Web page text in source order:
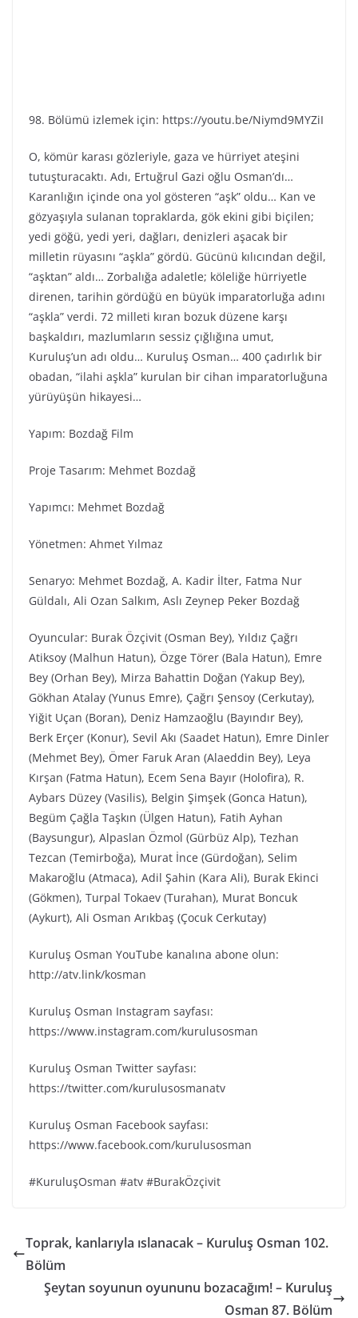
98. Bölümü izlemek için: https://youtu.be/Niymd9MYZiI
O, kömür karası gözleriyle, gaza ve hürriyet ateşini
tutuşturacaktı. Adı, Ertuğrul Gazi oğlu Osman’dı…
Karanlığın içinde ona yol gösteren “aşk” oldu… Kan ve
gözyaşıyla sulanan topraklarda, gök ekini gibi biçilen;
yedi göğü, yedi yeri, dağları, denizleri aşacak bir
milletin rüyasını “aşkla” gördü. Gücünü kılıcından değil,
“aşktan” aldı… Zorbalığa adaletle; köleliğe hürriyetle
direnen, tarihin gördüğü en büyük imparatorluğa adını
“aşkla” verdi. 72 milleti kıran bozuk düzene karşı
başkaldırı, mazlumların sessiz çığlığına umut,
Kuruluş’un adı oldu… Kuruluş Osman… 400 çadırlık bir
obadan, “ilahi aşkla” kurulan bir cihan imparatorluğuna
yürüyüşün hikayesi…
Yapım: Bozdağ Fi̇lm
Proje Tasarım: Mehmet Bozdağ
Yapımcı: Mehmet Bozdağ
Yönetmen: Ahmet Yılmaz
Senaryo: Mehmet Bozdağ, A. Kadir İlter, Fatma Nur
Güldalı, Ali Ozan Salkım, Aslı Zeynep Peker Bozdağ
Oyuncular: Burak Özçivit (Osman Bey), Yıldız Çağrı
Atiksoy (Malhun Hatun), Özge Törer (Bala Hatun), Emre
Bey (Orhan Bey), Mirza Bahattin Doğan (Yakup Bey),
Gökhan Atalay (Yunus Emre), Çağrı Şensoy (Cerkutay),
Yiğit Uçan (Boran), Deniz Hamzaoğlu (Bayındır Bey),
Berk Erçer (Konur), Sevil Akı (Saadet Hatun), Emre Dinler
(Mehmet Bey), Ömer Faruk Aran (Alaeddin Bey), Leya
Kırşan (Fatma Hatun), Ecem Sena Bayır (Holofira), R.
Aybars Düzey (Vasilis), Belgin Şimşek (Gonca Hatun),
Begüm Çağla Taşkın (Ülgen Hatun), Fatih Ayhan
(Baysungur), Alpaslan Özmol (Gürbüz Alp), Tezhan
Tezcan (Temirboğa), Murat İnce (Gürdoğan), Selim
Makaroğlu (Atmaca), Adil Şahin (Kara Ali), Burak Ekinci
(Gökmen), Turpal Tokaev (Turahan), Murat Boncuk
(Aykurt), Ali Osman Arıkbaş (Çocuk Cerkutay)
Kuruluş Osman YouTube kanalına abone olun:
http://atv.link/kosman
Kuruluş Osman Instagram sayfası:
https://www.instagram.com/kurulusosman
Kuruluş Osman Twitter sayfası:
https://twitter.com/kurulusosmanatv
Kuruluş Osman Facebook sayfası:
https://www.facebook.com/kurulusosman
#KuruluşOsman #atv #BurakÖzçivit
Toprak, kanlarıyla ıslanacak – Kuruluş Osman 102.
Bölüm
Şeytan soyunun oyununu bozacağım! – Kuruluş
Osman 87. Bölüm